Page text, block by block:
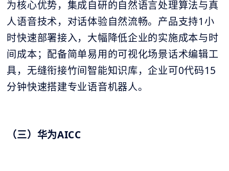
为核心优势，集成自研的自然语言处理算法与真
人语音技术，对话体验自然流畅。产品支持1小
时快速部署接入，大幅降低企业的实施成本与时
间成本；配备简单易用的可视化场景话术编辑工
具，无缝衔接竹间智能知识库，企业可0代码15
分钟快速搭建专业语音机器人。
（三）华为AICC